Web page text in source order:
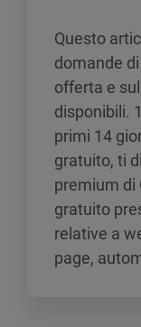
Questo
domande
offerta e
disponibili.
primi 14
gratuito, ti
premium di
gratuito
relative a
page,